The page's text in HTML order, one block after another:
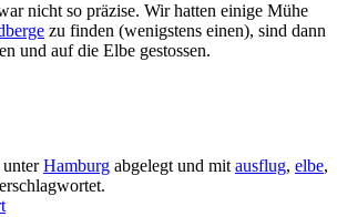
nicht so präzise. Wir hatten einige Mühe
zu finden (wenigstens einen), sind dann
und auf die Elbe gestossen.
Hamburg abgelegt und mit ausflug, elbe,